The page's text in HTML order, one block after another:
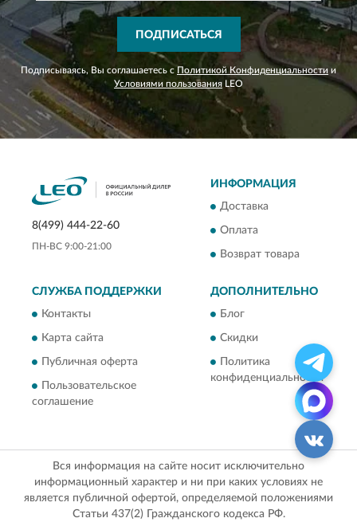
ПОДПИСАТЬСЯ
Подписываясь, Вы соглашаетесь сПолитикой Конфиденциальности и
Условиями пользования LEO
8(499) 444-22-60
ПН-ВС 9:00-21:00
ИНФОРМАЦИЯ
Доставка
Оплата
Возврат товара
СЛУЖБА ПОДДЕРЖКИ
Контакты
Карта сайта
Публичная оферта
Пользовательское
соглашение
ДОПОЛНИТЕЛЬНО
Блог
Скидки
Политика
конфиденциальности
Вся информация на сайте носит исключительно
информационный характер и ни при каких условиях не
является публичной офертой, определяемой положениями
Статьи 437(2) Гражданского кодекса РФ.